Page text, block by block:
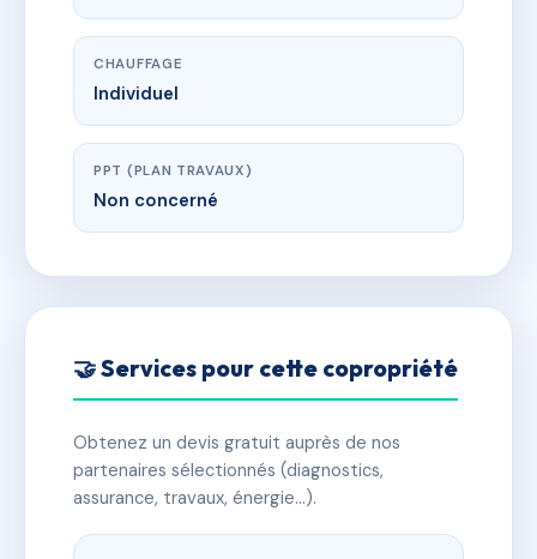
CHAUFFAGE
Individuel
PPT (PLAN TRAVAUX)
Non concerné
🤝 Services pour cette copropriété
Obtenez un devis gratuit auprès de nos
partenaires sélectionnés (diagnostics,
assurance, travaux, énergie…).